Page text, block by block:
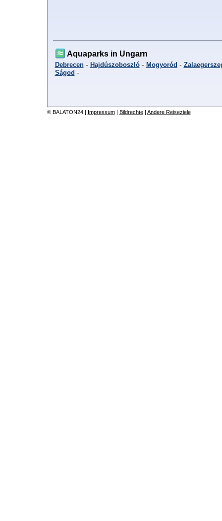
Aquaparks in Ungarn
Debrecen- Hajdúszoboszló- Mogyoród -
Ságod -
© BALATON24 | Impressum| Bildrechte| Andere Reiseziele